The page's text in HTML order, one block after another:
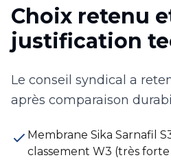
Choix retenu
justification
Le conseil syndical a
après comparaison
Membrane Sika Sarnafil
classement W3 (très forte